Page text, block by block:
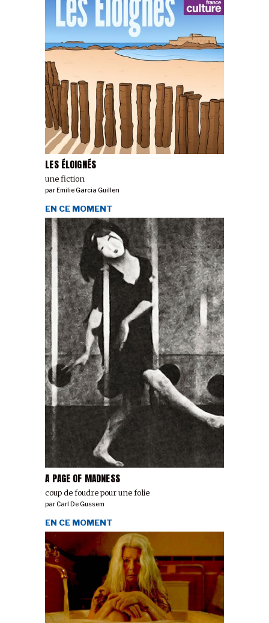
LES ÉLOIGNÉS
une fiction
parEmilie Garcia Guillen
A PAGE OF MADNESS
coup de foudre pour une folie
EN CE MOMENT
parCarl De Gussem
EN CE MOMENT